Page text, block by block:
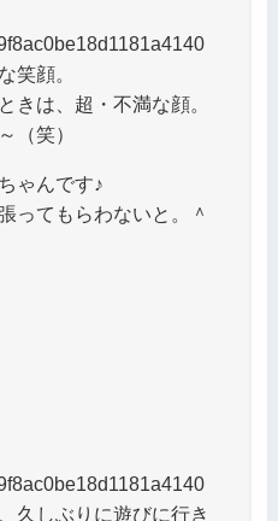
笑顔。
きは、超・不満な顔。
（笑）
ゃんです♪
ってもらわないと。＾
久しぶりに遊びに行き